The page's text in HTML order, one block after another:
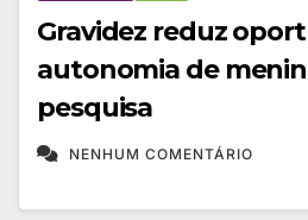
Gravidez reduz
autonomia de
pesquisa
NENHUM COMENTÁRIO